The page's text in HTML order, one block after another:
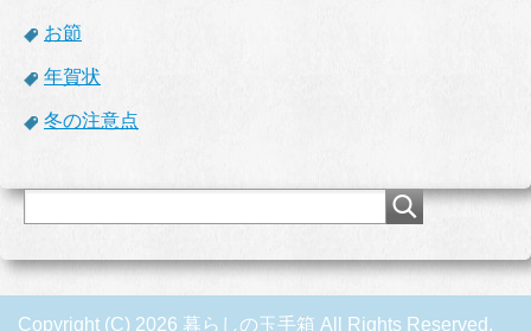
お節
年賀状
冬の注意点
Copyright (C) 2026 暮らしの玉手箱 All Rights Reserved.